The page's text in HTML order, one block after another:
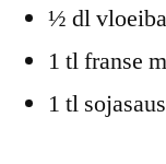
½ dl
1 tl franse
1 tl sojasaus